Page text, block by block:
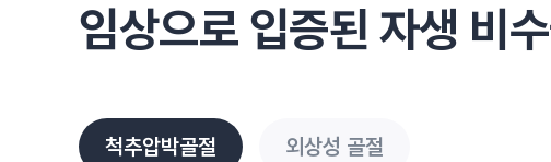
임상으로 입증된 자생 비
척추압박골절 외상성 골절